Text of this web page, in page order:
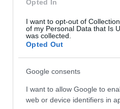
Opted In
I want to opt-out of
of my Personal Data that Is
was collected.
Opted Out
Google consents
I want to allow Google to
web or device identifiers in
Szptember
Mare
Látogatóit